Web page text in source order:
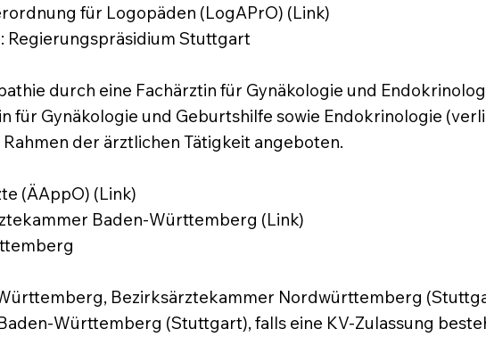
für Logopäden (LogAPrO) (Link)
Regierungspräsidium Stuttgart
durch eine Fachärztin für Gynäkologie und
für Gynäkologie und Geburtshilfe sowie Endokrinologie
der ärztlichen Tätigkeit angeboten.
(ÄAppO) (Link)
Baden-Württemberg (Link)
Bezirksärztekammer Nordwürttemberg
Württemberg (Stuttgart), falls eine KV-Zulassung